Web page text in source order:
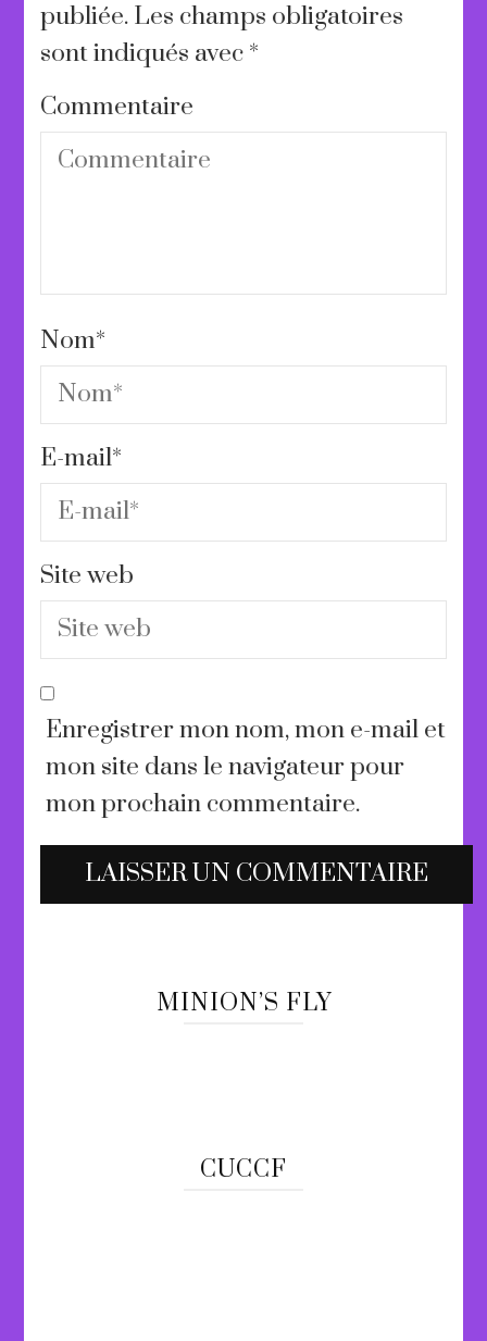
publiée. Les champs obligatoires
sont indiqués avec *
Commentaire
Nom*
E-mail*
Site web
Enregistrer mon nom, mon e-mail et
mon site dans le navigateur pour
mon prochain commentaire.
MINION’S FLY
CUCCF